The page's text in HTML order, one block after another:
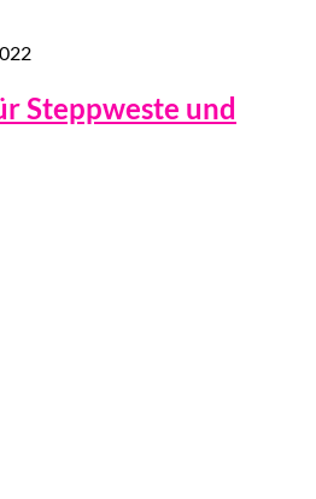
Steppweste und